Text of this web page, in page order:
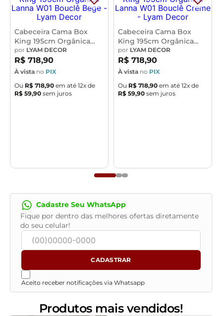
Instruções/Cuidado:Utilizar um pano levemente
umedecido com água, seguido de pano seco. Evitar
exposição ao sol, para que o produto não sofra
alterações na cor. Não limpar com escovas ou
produtos abrasivos
Observações Importantes:
- As imagens são meramente ilustrativas e não
acompanham objetos de decoração e eletros.
compra e certifique-se de que passará normalmente
evitando assim futuros desagrados ou imprevistos
com a entrega do produto.
Cabeceira Cama Box
King 195cm Orgânica
Lanna W01 Bouclê Bege
- Lyam Decor
por LYAM DECOR
R$ 718,90
À vista no PIX
Ou R$ 718,90 em até 12x de
R$ 59,90 sem juros
Cabeceira Cama Box
King 195cm Orgânica
Lanna W01 Bouclê
Creme - Lyam Decor
por LYAM DECOR
R$ 718,90
À vista no PIX
Ou R$ 718,90 em até 12x de
R$ 59,90 sem juros
Cadastre Seu WhatsApp
Fique por dentro das melhores ofertas diretamente
do seu celular!
CADASTRAR
Aceito receber notificações via Whatsapp
Produtos mais vendidos!